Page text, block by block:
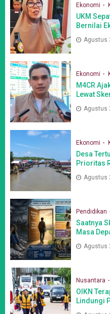
Ekonomi
UKM
Bernilai
Agustus
Ekonomi
M4CR
Lewat
Agustus
Ekonomi
Desa
Prioritas
Agustus
Pendidikan
Saatnya
Masa
Agustus
Nusantara
OIKN
Lindungi